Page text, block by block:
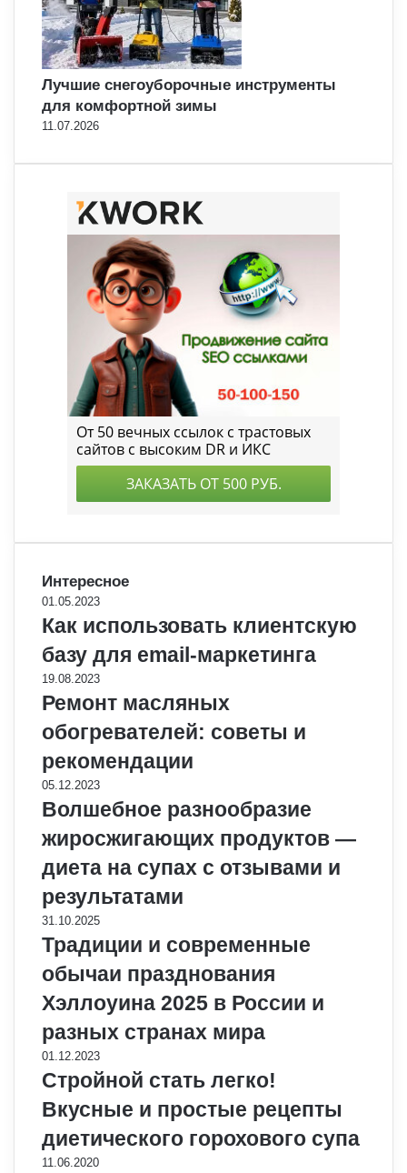
Лучшие снегоуборочные инструменты
для комфортной зимы
11.07.2026
Интересное
01.05.2023
Как использовать клиентскую
базу для email-маркетинга
19.08.2023
Ремонт масляных
обогревателей: советы и
рекомендации
05.12.2023
Волшебное разнообразие
жиросжигающих продуктов —
диета на супах с отзывами и
результатами
31.10.2025
Традиции и современные
обычаи празднования
Хэллоуина 2025 в России и
разных странах мира
01.12.2023
Стройной стать легко!
Вкусные и простые рецепты
диетического горохового супа
11.06.2020